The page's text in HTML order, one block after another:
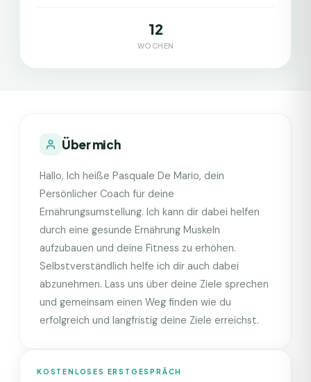
12
WOCHEN
Über mich
Hallo, Ich heiße Pasquale De Mario, dein
Persönlicher Coach für deine
Ernährungsumstellung. Ich kann dir dabei helfen
durch eine gesunde Ernährung Muskeln
aufzubauen und deine Fitness zu erhöhen.
Selbstverständlich helfe ich dir auch dabei
abzunehmen. Lass uns über deine Ziele sprechen
und gemeinsam einen Weg finden wie du
erfolgreich und langfristig deine Ziele erreichst.
KOSTENLOSES ERSTGESPRÄCH